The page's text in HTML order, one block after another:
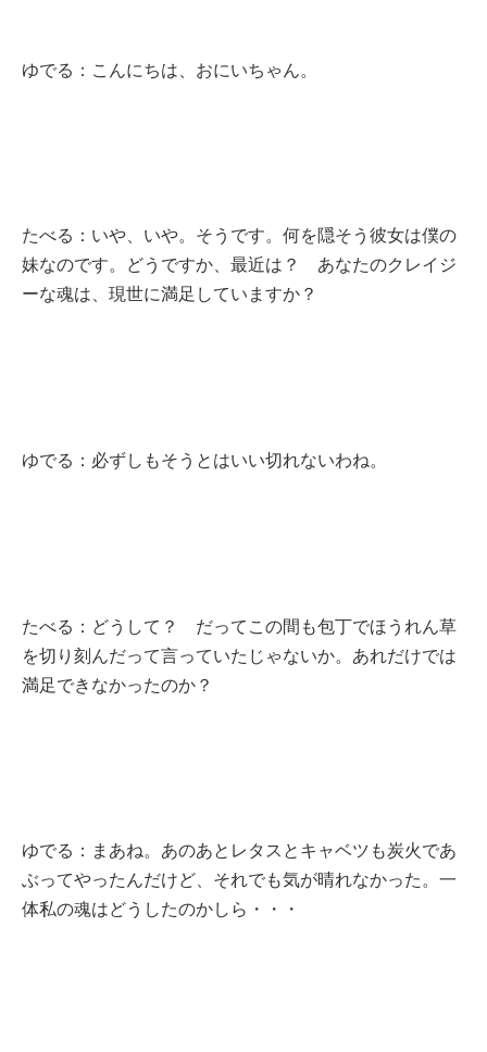
ゆでる：こんにちは、おにいちゃん。
たべる：いや、いや。そうです。何を隠そう彼女は僕の
妹なのです。どうですか、最近は？ あなたのクレイジ
ーな魂は、現世に満足していますか？
ゆでる：必ずしもそうとはいい切れないわね。
たべる：どうして？ だってこの間も包丁でほうれん草
を切り刻んだって言っていたじゃないか。あれだけでは
満足できなかったのか？
ゆでる：まあね。あのあとレタスとキャベツも炭火であ
ぶってやったんだけど、それでも気が晴れなかった。一
体私の魂はどうしたのかしら・・・